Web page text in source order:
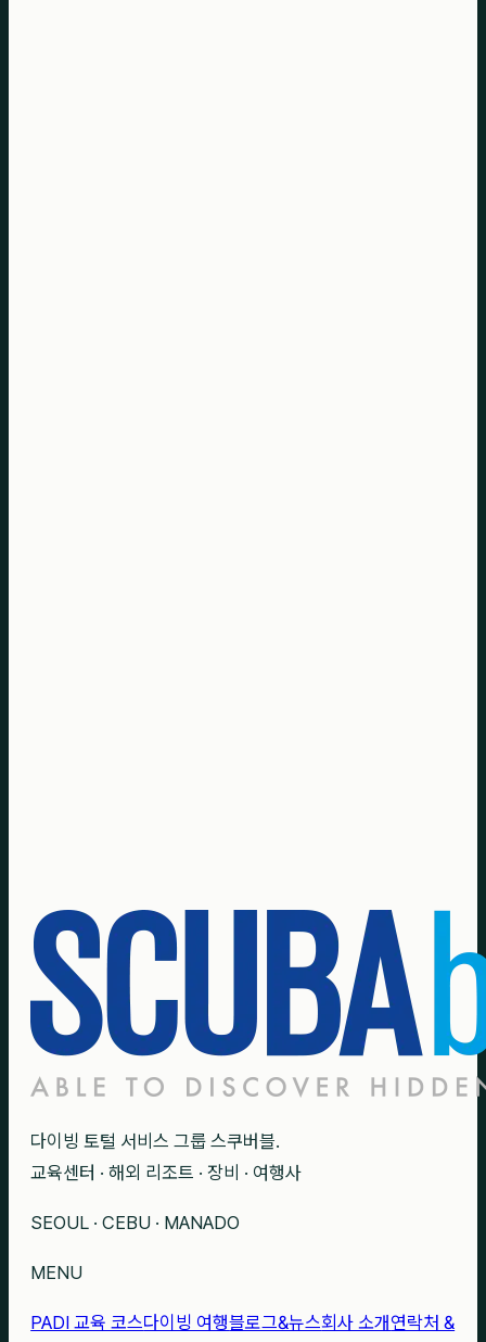
다이빙 토털 서비스 그룹 스쿠버블.
교육센터 · 해외 리조트 · 장비 · 여행사
SEOUL · CEBU · MANADO
MENU
PADI 교육 코스다이빙 여행블로그&뉴스회사 소개 연락처 &